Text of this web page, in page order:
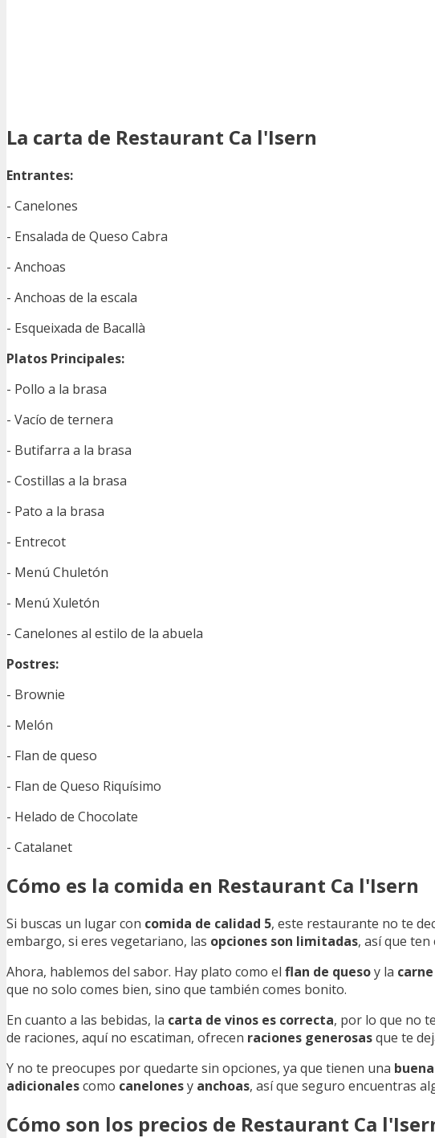
La carta de Restaurant Ca l'Isern
Entrantes:
- Canelones
- Ensalada de Queso Cabra
- Anchoas
- Anchoas de la escala
- Esqueixada de Bacallà
Platos Principales:
- Pollo a la brasa
- Vacío de ternera
- Butifarra a la brasa
- Costillas a la brasa
- Pato a la brasa
- Entrecot
- Menú Chuletón
- Menú Xuletón
- Canelones al estilo de la abuela
Postres:
- Brownie
- Melón
- Flan de queso
- Flan de Queso Riquísimo
- Helado de Chocolate
- Catalanet
Cómo es la comida en Restaurant Ca l'Isern
Si buscas un lugar con comida de calidad 5, este restaurante no te
embargo, si eres vegetariano, las opciones son limitadas, así que ten
Ahora, hablemos del sabor. Hay plato como el flan de quesoy la
que no solo comes bien, sino que también comes bonito.
En cuanto a las bebidas, la carta de vinos es correcta, por lo que no
de raciones, aquí no escatiman, ofrecen raciones generosasque te
Y no te preocupes por quedarte sin opciones, ya que tienen una
adicionalescomo canelonesy anchoas, así que seguro encuentras
Cómo son los precios de Restaurant Ca